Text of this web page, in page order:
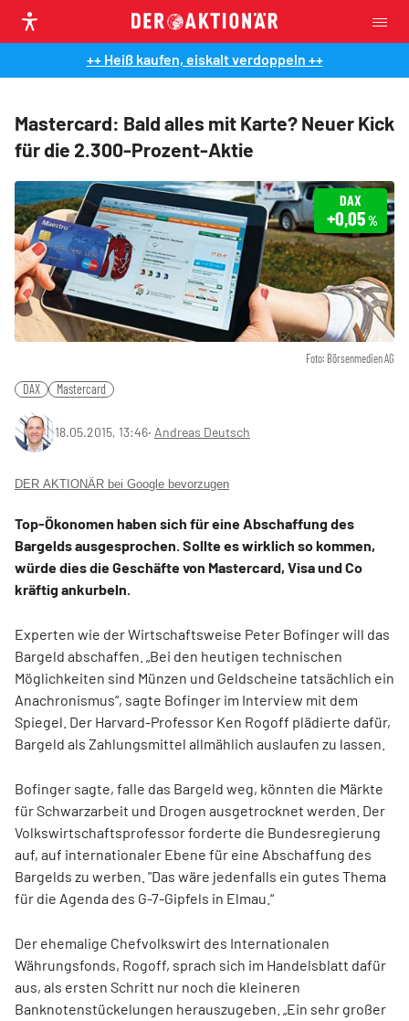
++ Heiß kaufen, eiskalt verdoppeln ++
Mastercard: Bald alles mit Karte? Neuer Kick
für die 2.300-Prozent-Aktie
Foto: Börsenmedien AG
DAX
+0,05%
DAX Mastercard
18.05.2015, 13:46‧ Andreas Deutsch
DER AKTIONÄR bei Google bevorzugen
Top-Ökonomen haben sich für eine Abschaffung des
Bargelds ausgesprochen. Sollte es wirklich so kommen,
würde dies die Geschäfte von Mastercard, Visa und Co
kräftig ankurbeln.
Experten wie der Wirtschaftsweise Peter Bofinger will das
Bargeld abschaffen. „Bei den heutigen technischen
Möglichkeiten sind Münzen und Geldscheine tatsächlich ein
Anachronismus“, sagte Bofinger im Interview mit dem
Spiegel. Der Harvard-Professor Ken Rogoff plädierte dafür,
Bargeld als Zahlungsmittel allmählich auslaufen zu lassen.
Bofinger sagte, falle das Bargeld weg, könnten die Märkte
für Schwarzarbeit und Drogen ausgetrocknet werden. Der
Volkswirtschaftsprofessor forderte die Bundesregierung
auf, auf internationaler Ebene für eine Abschaffung des
Bargelds zu werben. "Das wäre jedenfalls ein gutes Thema
für die Agenda des G-7-Gipfels in Elmau.“
Der ehemalige Chefvolkswirt des Internationalen
Währungsfonds, Rogoff, sprach sich im Handelsblatt dafür
aus, als ersten Schritt nur noch die kleineren
Banknotenstückelungen herauszugeben. „Ein sehr großer